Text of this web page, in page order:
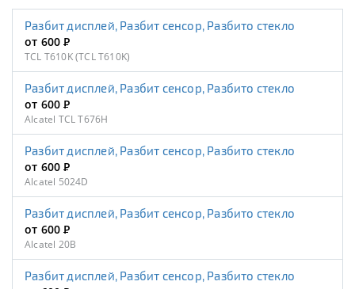
Разбит дисплей, Разбит сенсор, Разбито стекло
от 600Р
TCL T610K (TCL T610K)
Разбит дисплей, Разбит сенсор, Разбито стекло
от 600Р
Alcatel TCL T676H
Разбит дисплей, Разбит сенсор, Разбито стекло
от 600Р
Alcatel 5024D
Разбит дисплей, Разбит сенсор, Разбито стекло
от 600Р
Alcatel 20B
Разбит дисплей, Разбит сенсор, Разбито стекло